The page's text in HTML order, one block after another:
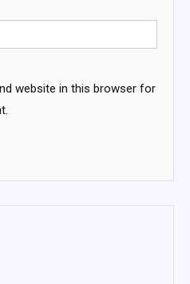
website in this browser for